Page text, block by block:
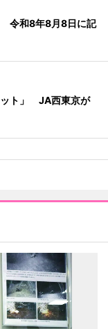
令和8年8月8日に記
ット」 JA西東京が